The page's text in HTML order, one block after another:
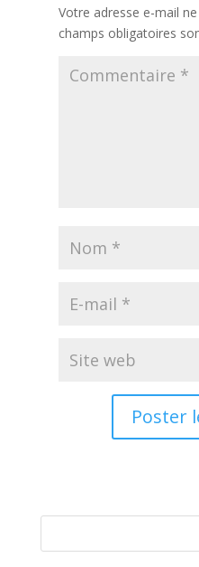
Votre adresse e-mail
champs obligatoires